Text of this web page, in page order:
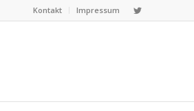
Kontakt Impressum